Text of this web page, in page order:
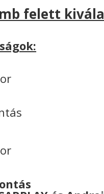
felett